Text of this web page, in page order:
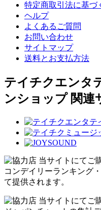
特定商取引法に基づ
ヘルプ
よくあるご質問
お問い合わせ
サイトマップ
送料とお支払方法
テイチクエンタ
ンショップ 関連
当サイトにてご
コンデイリーランキング
て提供されます。
当サイトにてご